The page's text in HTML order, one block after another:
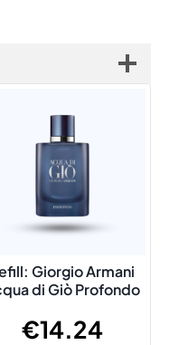
Giorgio Armani
di Giò Profondo
€14.24